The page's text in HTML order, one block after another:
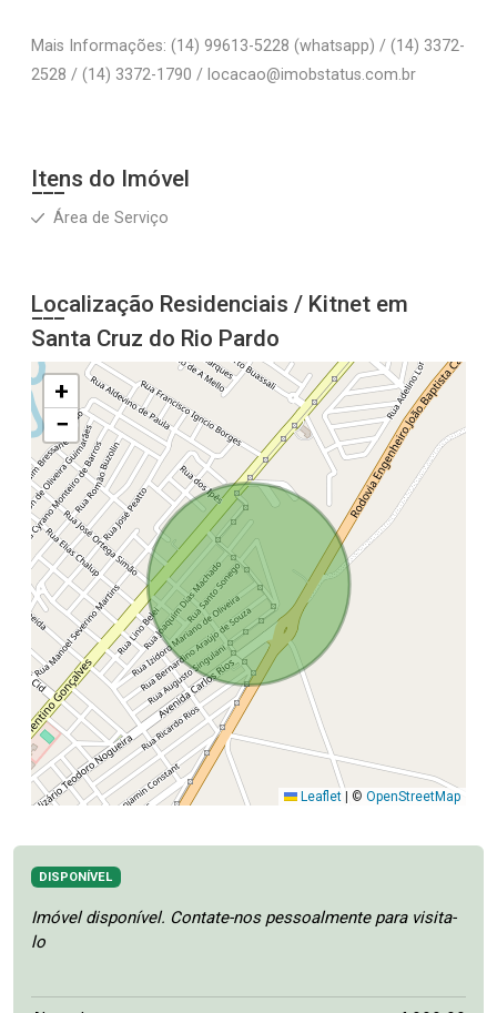
Mais Informações: (14) 99613-5228 (whatsapp) / (14) 3372-
2528 / (14) 3372-1790 / locacao@imobstatus.com.br
Itens do Imóvel
Área de Serviço
Localização Residenciais / Kitnet em
Santa Cruz do Rio Pardo
+
−
Leaflet © OpenStreetMap
DISPONÍVEL
Imóvel disponível. Contate-nos pessoalmente para visita-
lo